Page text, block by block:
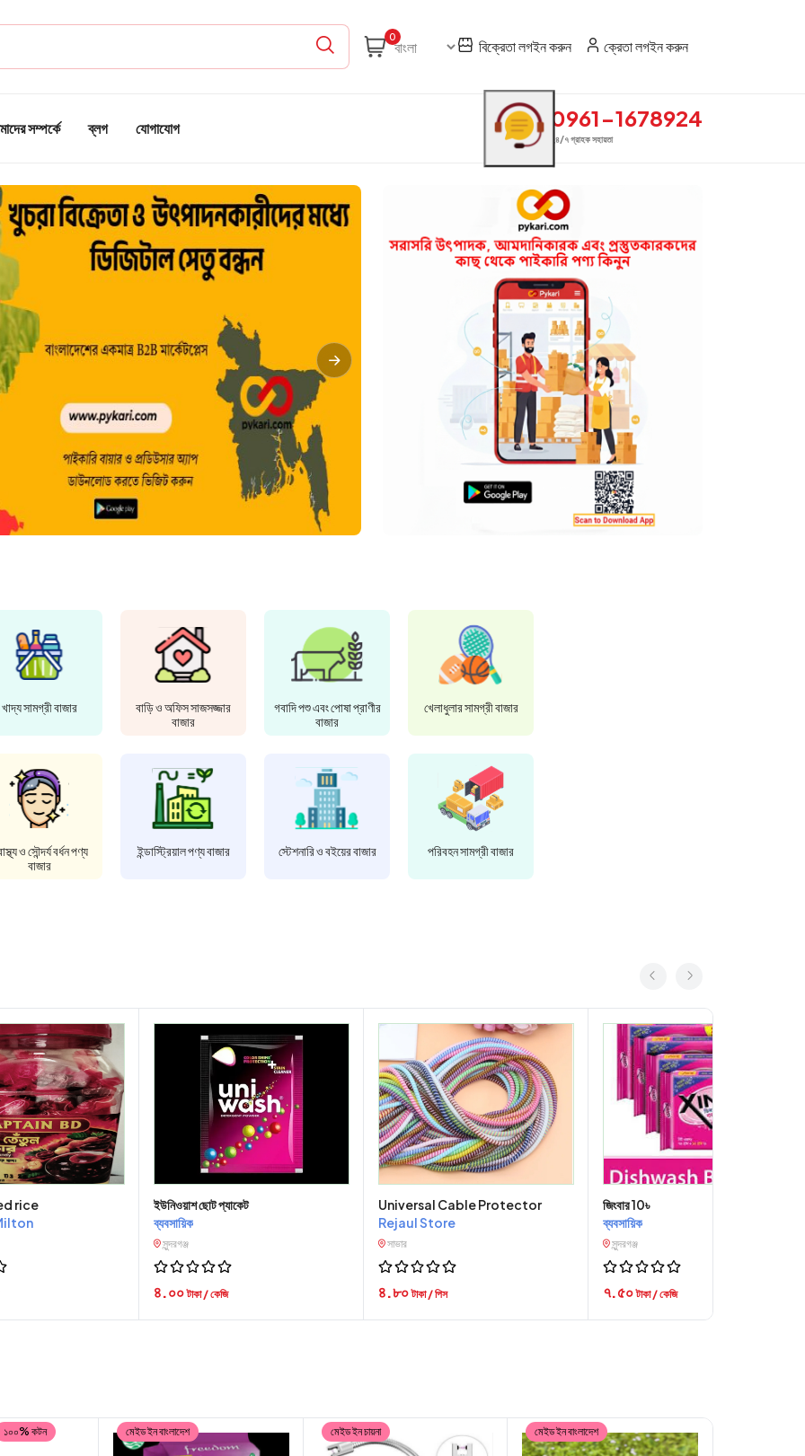
0
বিক্রেতা লগইন করুন ক্রেতা লগইন করুন
সম্পর্কে ব্লগ যোগাযোগ 0961-1678924
২৪/৭ গ্রাহক সহায়তা
খাদ্য সামগ্রী বাজার
ও সৌন্দর্য বর্ধন পণ্য
বাজার
বাড়ি ও অফিস সাজসজ্জার
বাজার
ইন্ডাস্ট্রিয়াল পণ্য বাজার
গবাদি পশু এবং পোষা প্রাণীর
বাজার
স্টেশনারি ও বইয়ের বাজার
খেলাধুলার সামগ্রী বাজার
পরিবহন সামগ্রী বাজার
rice
ইউনিওয়াশ ছোট প্যাকেট
ব্যবসায়িক
সুন্দরগঞ্জ
৪.০০টাকা / কেজি
Universal Cable Protector
Rejaul Store
সাভার
৪.৮০টাকা / পিস
জিংবার 10৳
ব্যবসায়িক
সুন্দরগঞ্জ
৭.৫০টাকা / কেজি
১০০% কটন মেইড ইন বাংলাদেশ মেইড ইন চায়না মেইড ইন বাংলাদেশ